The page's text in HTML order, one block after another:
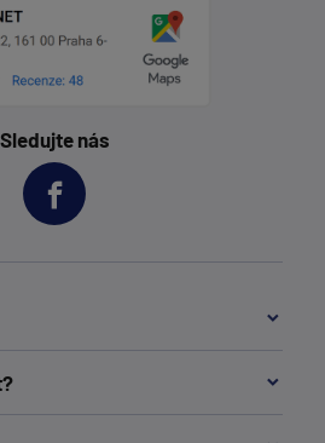
Sledujte nás